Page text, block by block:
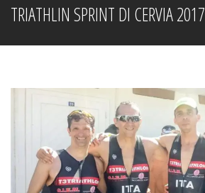
TRIATHLIN SPRINT DI CERVIA 2017